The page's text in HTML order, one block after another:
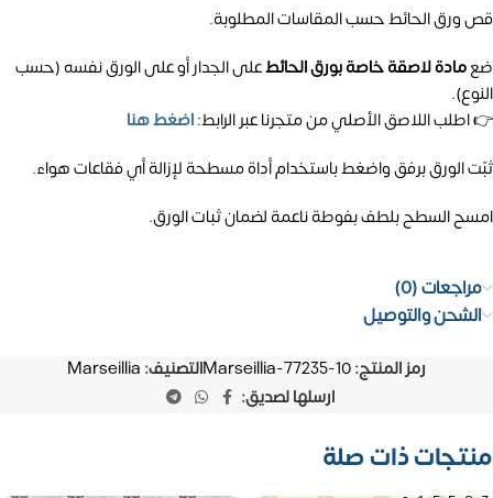
قص ورق الحائط حسب المقاسات المطلوبة.
ضعمادة لاصقة خاصة بورق الحائطعلى الجدار أو على الورق نفسه (حسب
النوع).
👉 اطلب اللاصق الأصلي من متجرنا عبر الرابط:اضغط هنا
ثبّت الورق برفق واضغط باستخدام أداة مسطحة لإزالة أي فقاعات هواء.
امسح السطح بلطف بفوطة ناعمة لضمان ثبات الورق.
مراجعات (0)
الشحن والتوصيل
رمز المنتج:Marseillia-77235-10التصنيف: Marseillia
ارسلها لصديق:
منتجات ذات صلة